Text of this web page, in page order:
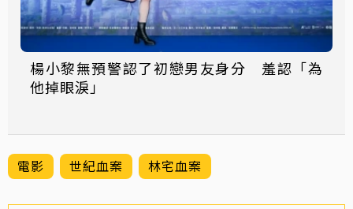
楊小黎無預警認了初戀男友身分 羞認「為
他掉眼淚」
電影 世紀血案 林宅血案